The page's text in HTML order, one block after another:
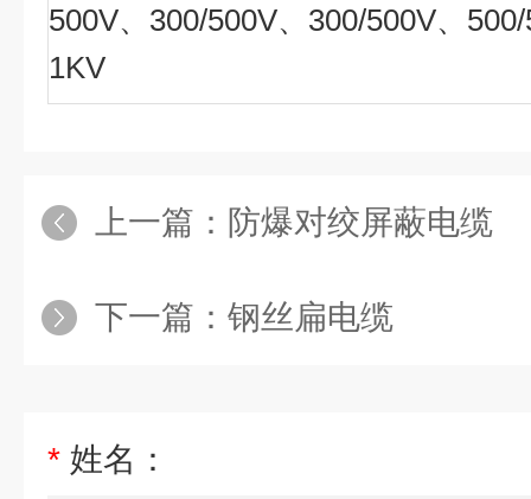
500V、 300/500V、 300/500V、
1KV
上一篇： 防爆对绞屏蔽电缆
下一篇： 钢丝扁电缆
* 姓名：